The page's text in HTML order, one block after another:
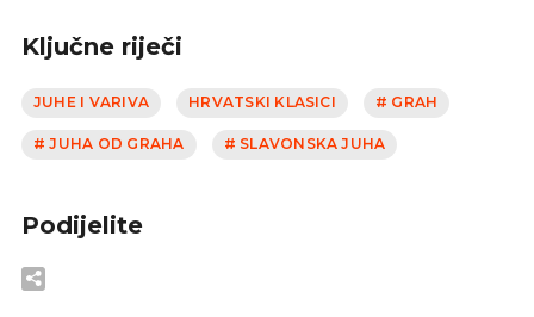
Ključne riječi
JUHE I VARIVA HRVATSKI KLASICI # GRAH
# JUHA OD GRAHA # SLAVONSKA JUHA
Podijelite